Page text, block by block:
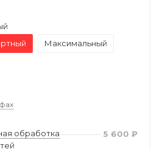
Максимальный
обработка
5 600 ₽